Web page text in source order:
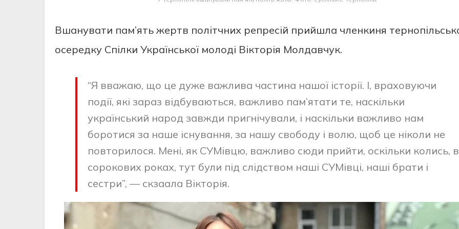
Вшанувати пам’ять жертв політчних репресій прийшла членкиня
осередку Спілки Української молоді Вікторія Молдавчук.
“Я вважаю, що це дуже важлива частина нашої історії. І, враховуючи
події, які зараз відбуваються, важливо пам’ятати те, наскільки
український народ завжди пригнічували, і наскільки важливо нам
боротися за наше існування, за нашу свободу і волю, щоб це ніколи не
повторилося. Мені, як СУМівцю, важливо сюди прийти, оскільки колись, в
сорокових роках, тут були під слідством наші СУМівці, наші брати і
сестри”, — скзаала Вікторія.